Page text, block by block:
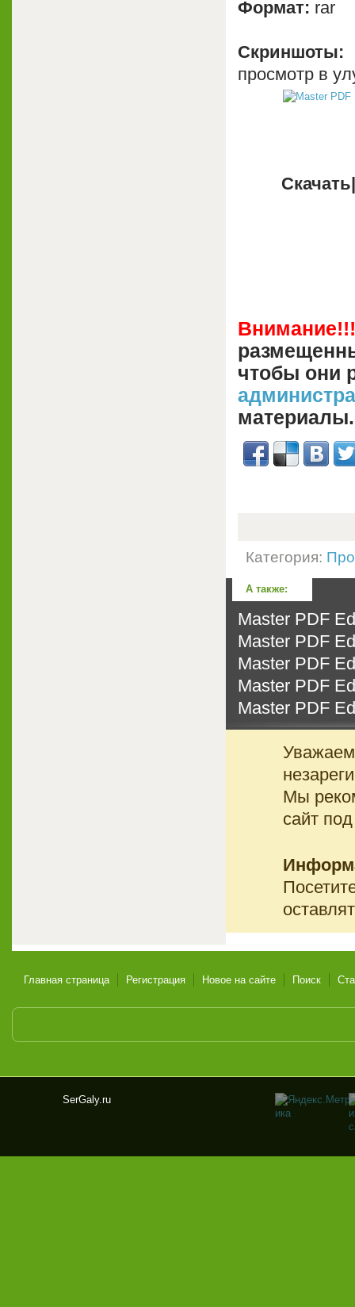
Формат: rar
просмотр в
Внимание!!!
чтобы они
материалы.
Категория:
А также:
Master PDF
Master PDF
Master PDF
Master PDF
Master PDF
Мы
сайт
Главная страница Регистрация Новое на сайте Поиск
y.ru
SerGaly.ru